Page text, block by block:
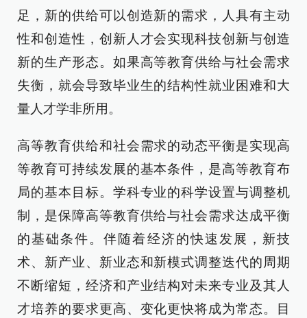
足，新的供给可以创造新的需求，人具有主动
性和创造性，创新人才会实现科技创新与创造
新的生产形态。如果高等教育供给与社会需求
失衡，就会导致毕业生的结构性就业困难和大
量人才学非所用。
高等教育供给和社会需求的动态平衡是实现高
等教育可持续发展的基本条件，是高等教育布
局的基本目标。学科专业的科学设置与调整机
制，是保障高等教育供给与社会需求达成平衡
的基础条件。伴随着经济的快速发展，新技
术、新产业、新业态和新模式调整迭代的周期
不断缩短，经济和产业结构对未来专业及其人
才培养的要求更高、变化更快将成为常态。目